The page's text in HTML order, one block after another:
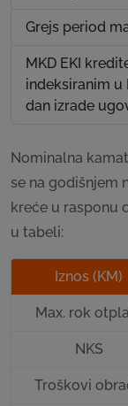
Grejs period
MKD EKI
indeksiranim u
dan izrade
Nominalna
se na godišnjem
kreće u rasponu
u tabeli:
Iznos (KM)
Max. rok
NKS
Troškovi